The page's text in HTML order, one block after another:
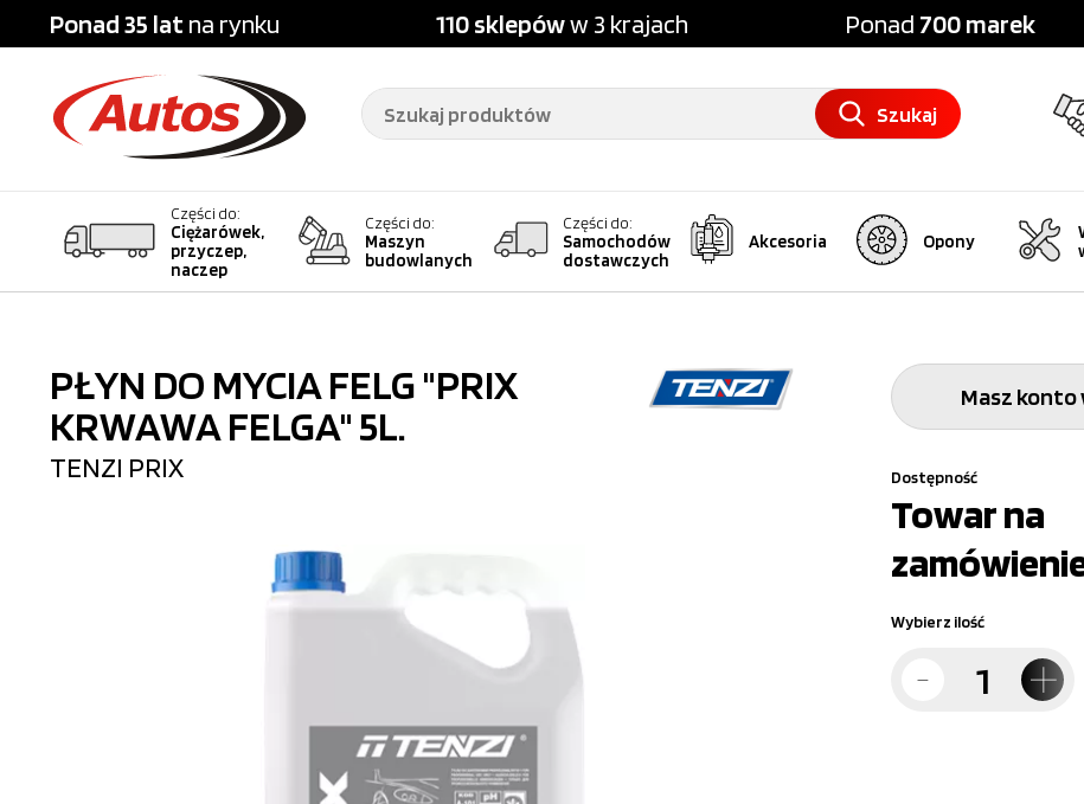
Ponad 35 lat na rynku 110 sklepóww 3 krajach Ponad 700 marek
Szukaj
Części do:
Ciężarówek,
przyczep,
naczep
Części do:
Maszyn
budowlanych
Części do:
Samochodów
dostawczych
Akcesoria Opony
PŁYN DO MYCIA FELG "PRIX
KRWAWA FELGA" 5L.
TENZI PRIX
Masz konto
Dostępność
Towar na
Wybierz ilość